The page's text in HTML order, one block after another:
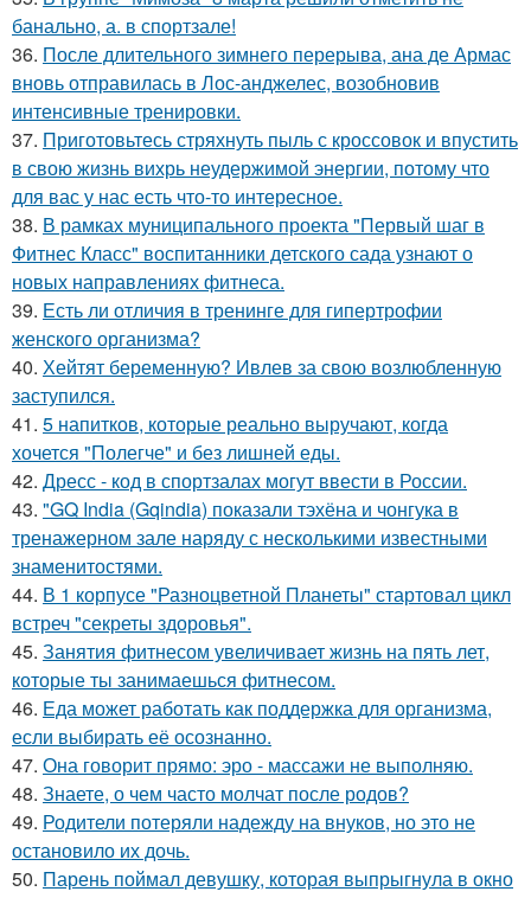
банально, а. в спортзале!
36. После длительного зимнего перерыва, ана де Армас
вновь отправилась в Лос-анджелес, возобновив
интенсивные тренировки.
37. Приготовьтесь стряхнуть пыль с кроссовок и впустить
в свою жизнь вихрь неудержимой энергии, потому что
для вас у нас есть что-то интересное.
38. В рамках муниципального проекта "Первый шаг в
Фитнес Класс" воспитанники детского сада узнают о
новых направлениях фитнеса.
39. Есть ли отличия в тренинге для гипертрофии
женского организма?
40. Хейтят беременную? Ивлев за свою возлюбленную
заступился.
41. 5 напитков, которые реально выручают, когда
хочется "Полегче" и без лишней еды.
42. Дресс - код в спортзалах могут ввести в России.
43. "GQ India (Gqindia) показали тэхёна и чонгука в
тренажерном зале наряду с несколькими известными
знаменитостями.
44. В 1 корпусе "Разноцветной Планеты" стартовал цикл
встреч "секреты здоровья".
45. Занятия фитнесом увеличивает жизнь на пять лет,
которые ты занимаешься фитнесом.
46. Еда может работать как поддержка для организма,
если выбирать её осознанно.
47. Она говорит прямо: эро - массажи не выполняю.
48. Знаете, о чем часто молчат после родов?
49. Родители потеряли надежду на внуков, но это не
остановило их дочь.
50. Парень поймал девушку, которая выпрыгнула в окно